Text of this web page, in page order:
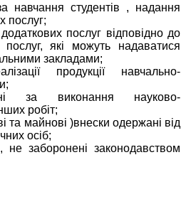
навчання студентів , надання
послуг;
послуг відповідно до
послуг, які можуть надаватися
закладами;
продукції навчально-
за виконання науково-
робіт;
та майнові )внески одержані від
осіб;
не заборонені законодавством